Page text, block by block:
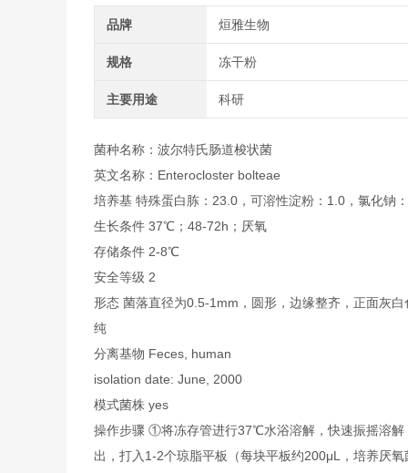
品牌 烜雅生物
规格 冻干粉
主要用途 科研
菌种名称：波尔特氏肠道梭状菌
英文名称：Enterocloster bolteae
培养基 特殊蛋白胨：23.0，可溶性淀粉：1.0，氯化
生长条件 37℃；48-72h；厌氧
存储条件 2-8℃
安全等级 2
形态 菌落直径为0.5-1mm，圆形，边缘整齐，正面灰
纯
分离基物 Feces, human
isolation date: June, 2000
模式菌株 yes
操作步骤 ①将冻存管进行37℃水浴溶解，快速振摇溶
出，打入1-2个琼脂平板（每块平板约200μL，培养厌